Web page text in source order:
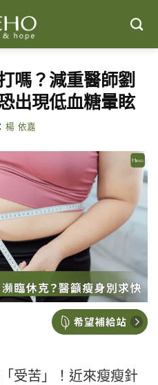
嗎？減重醫師劉
出現低血糖暈眩
楊 依嘉
受苦」！近來瘦瘦針